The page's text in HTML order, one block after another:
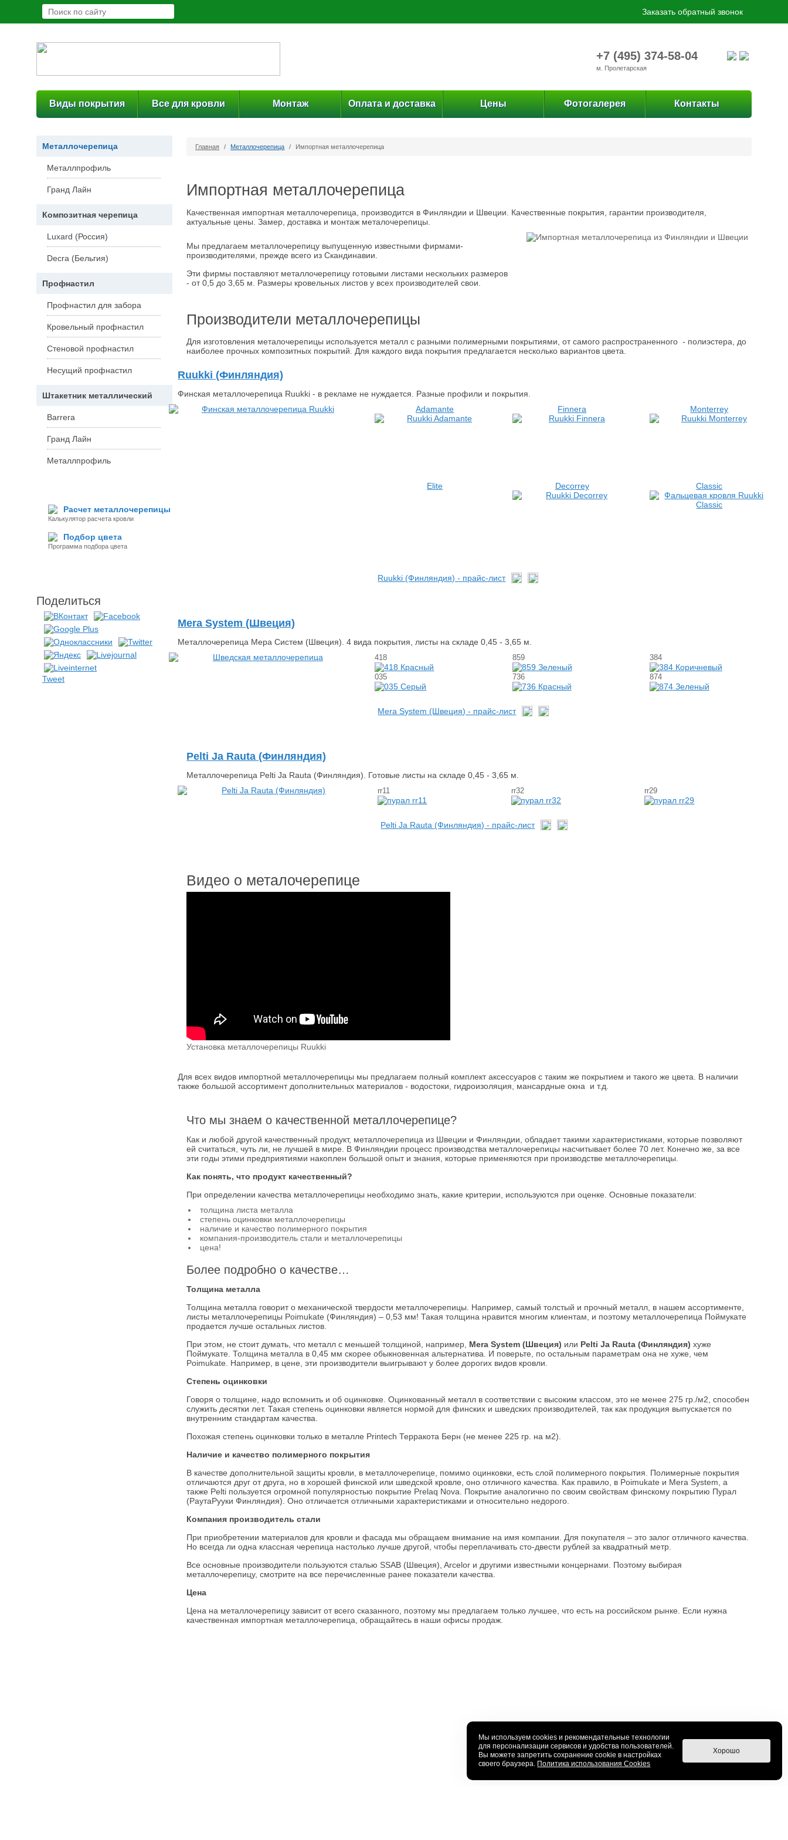
Заказать обратный звонок
+7 (495) 374-58-04
м. Пролетарская
Виды покрытия Все для кровли Монтаж Оплата и доставка Цены Фотогалерея Контакты
Металлочерепица
Металлпрофиль
Гранд Лайн
Композитная черепица
Luxard (Россия)
Decra (Бельгия)
Профнастил
Профнастил для забора
Кровельный профнастил
Стеновой профнастил
Несущий профнастил
Штакетник металлический
Barrera
Гранд Лайн
Металлпрофиль
Расчет металлочерепицы
Калькулятор расчета кровли
Подбор цвета
Программа подбора цвета
Поделиться
Tweet
Главная / Металлочерепица / Импортная металлочерепица
Импортная металлочерепица
Качественная импортная металлочерепица, производится в Финляндии и Швеции. Качественные покрытия, гарантии производителя,
актуальные цены. Замер, доставка и монтаж металочерепицы.
Мы предлагаем металлочерепицу выпущенную известными фирмами-
производителями, прежде всего из Скандинавии.
Эти фирмы поставляют металлочерепицу готовыми листами нескольких размеров
- от 0,5 до 3,65 м. Размеры кровельных листов у всех производителей свои.
Производители металлочерепицы
Для изготовления металочерепицы используется металл с разными полимерными покрытиями, от самого распространенного - полиэстера, до
наиболее прочных композитных покрытий. Для каждого вида покрытия предлагается несколько вариантов цвета.
Ruukki (Финляндия)
Финская металлочерепица Ruukki - в рекламе не нуждается. Разные профили и покрытия.
Adamante
Finnera Monterrey
Elite Decorrey Classic
Ruukki (Финляндия) - прайс-лист
Mera System (Швеция)
Металлочерепица Мера Систем (Швеция). 4 вида покрытия, листы на складе 0,45 - 3,65 м.
418 859 384
035 736 874
Mera System (Швеция) - прайс-лист
Pelti Ja Rauta (Финляндия)
Металлочерепица Pelti Ja Rauta (Финляндия). Готовые листы на складе 0,45 - 3,65 м.
rr11 rr32 rr29
Pelti Ja Rauta (Финляндия) - прайс-лист
Видео о металочерепице
Установка металлочерепицы Ruukki
Для всех видов импортной металлочерепицы мы предлагаем полный комплект аксессуаров с таким же покрытием и такого же цвета. В наличии
также большой ассортимент дополнительных материалов - водостоки, гидроизоляция, мансардные окна и т.д.
Что мы знаем о качественной металлочерепице?
Как и любой другой качественный продукт, металлочерепица из Швеции и Финляндии, обладает такими характеристиками, которые позволяют
ей считаться, чуть ли, не лучшей в мире. В Финляндии процесс производства металлочерепицы насчитывает более 70 лет. Конечно же, за все
эти годы этими предприятиями накоплен большой опыт и знания, которые применяются при производстве металлочерепицы.
Как понять, что продукт качественный?
При определении качества металлочерепицы необходимо знать, какие критерии, используются при оценке. Основные показатели:
толщина листа металла
степень оцинковки металлочерепицы
наличие и качество полимерного покрытия
компания-производитель стали и металлочерепицы
цена!
Более подробно о качестве…
Толщина металла
Толщина металла говорит о механической твердости металлочерепицы. Например, самый толстый и прочный металл, в нашем ассортименте,
листы металлочерепицы Poimukate (Финляндия) – 0,53 мм! Такая толщина нравится многим клиентам, и поэтому металлочерепица Поймукате
продается лучше остальных листов.
При этом, не стоит думать, что металл с меньшей толщиной, например, Mera System (Швеция) или Pelti Ja Rauta (Финляндия)хуже
Поймукате. Толщина металла в 0,45 мм скорее обыкновенная альтернатива. И поверьте, по остальным параметрам она не хуже, чем
Poimukate. Например, в цене, эти производители выигрывают у более дорогих видов кровли.
Степень оцинковки
Говоря о толщине, надо вспомнить и об оцинковке. Оцинкованный металл в соответствии с высоким классом, это не менее 275 гр./м2, способен
служить десятки лет. Такая степень оцинковки является нормой для финских и шведских производителей, так как продукция выпускается по
внутренним стандартам качества.
Похожая степень оцинковки только в металле Printech Терракота Берн (не менее 225 гр. на м2).
Наличие и качество полимерного покрытия
В качестве дополнительной защиты кровли, в металлочерепице, помимо оцинковки, есть слой полимерного покрытия. Полимерные покрытия
отличаются друг от друга, но в хорошей финской или шведской кровле, оно отличного качества. Как правило, в Poimukate и Mera System, а
также Pelti пользуется огромной популярностью покрытие Prelaq Nova. Покрытие аналогично по своим свойствам финскому покрытию Пурал
(РаутаРууки Финляндия). Оно отличается отличными характеристиками и относительно недорого.
Компания производитель стали
При приобретении материалов для кровли и фасада мы обращаем внимание на имя компании. Для покупателя – это залог отличного качества.
Но всегда ли одна классная черепица настолько лучше другой, чтобы переплачивать сто-двести рублей за квадратный метр.
Все основные производители пользуются сталью SSAB (Швеция), Arcelor и другими известными концернами. Поэтому выбирая
металлочерепицу, смотрите на все перечисленные ранее показатели качества.
Цена
Цена на металлочерепицу зависит от всего сказанного, поэтому мы предлагаем только лучшее, что есть на российском рынке. Если нужна
качественная импортная металлочерепица, обращайтесь в наши офисы продаж.
Мы используем cookies и рекомендательные технологии
для персонализации сервисов и удобства пользователей.
Вы можете запретить сохранение cookie в настройках
своего браузера. Политика использования Cookies
Хорошо